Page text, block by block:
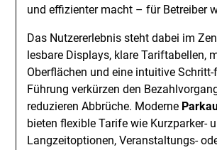
und effizienter macht – für Betreiber
Das Nutzererlebnis steht dabei im
lesbare Displays, klare Tariftabellen,
Oberflächen und eine intuitive
Führung verkürzen den
reduzieren Abbrüche. Moderne
bieten flexible Tarife wie Kurzparker-
Langzeitoptionen, Veranstaltungs-